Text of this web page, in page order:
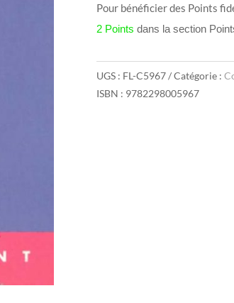
Pour bénéficier des Points
2 Points dans la section
UGS : FL-C5967 Catégorie :
ISBN : 9782298005967